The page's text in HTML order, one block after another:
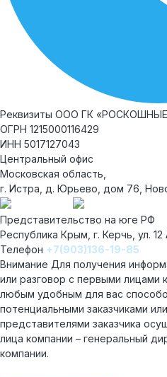
Реквизиты ООО ГК
ОГРН 1215000116429
ИНН 5017127043
Центральный офис
Московская область,
г. Истра, д. Юрьево, дом 76,
Представительство на юге РФ
Республика Крым, г. Керчь, ул. 12
Телефон +7(903)136-19-85
Внимание Для получения
или разговор с первыми лицами
любым удобным для вас
потенциальными заказчиками
представителями заказчика
лица компании – генеральный
компании.